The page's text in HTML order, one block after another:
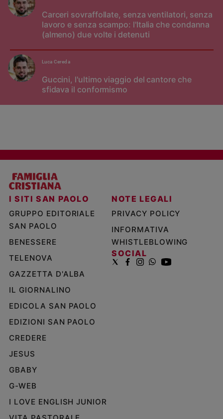
Carceri sovraffollate, senza ventilatori, senza
lavoro e senza scampo: l'Italia che condanna
(almeno) due volte i detenuti
Guccini, l'ultimo viaggio del cantore che
sfidava il conformismo
Luca Cereda
I SITI SAN PAOLO
GRUPPO EDITORIALE
SAN PAOLO
BENESSERE
TELENOVA
GAZZETTA D'ALBA
IL GIORNALINO
EDICOLA SAN PAOLO
EDIZIONI SAN PAOLO
CREDERE
JESUS
GBABY
G-WEB
I LOVE ENGLISH JUNIOR
NOTE LEGALI
PRIVACY POLICY
INFORMATIVA
WHISTLEBLOWING
SOCIAL